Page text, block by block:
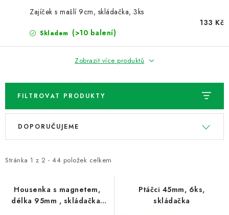
Kontaktujte nás
O nás - kdo jsme?
Podmínky ochrany osobních údajů
Zajíček s mašlí 9cm, skládačka, 3ks
Skladem (>10 balení)
133 Kč
Zobrazit více produktů
FILTROVAT PRODUKTY
V
i
Stránka 1 z 2 - 44 položek celkem
Ř
e
p
DOPORUČUJEME
Housenka s magnetem,
délka 95mm , skládačka,
Ptáčci 45mm, 6ks,
skládačka